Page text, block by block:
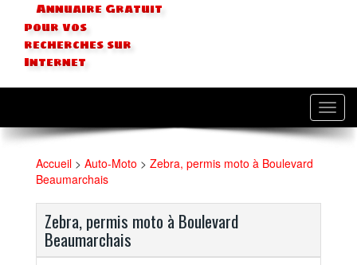
Annuaire Gratuit
pour vos
recherches sur
Internet
Accueil > Auto-Moto > Zebra, permis moto à Boulevard
Beaumarchais
Zebra, permis moto à Boulevard
Beaumarchais